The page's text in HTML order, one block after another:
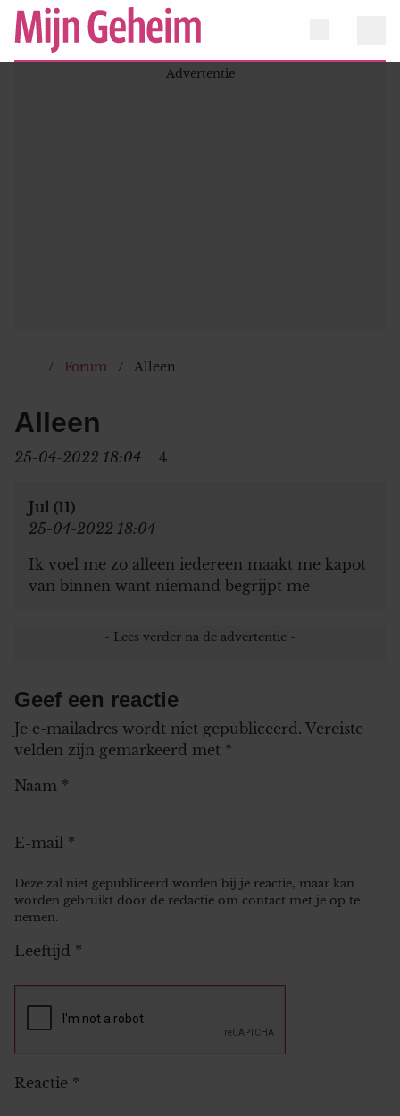
Forum Alleen
Alleen
25-04-2022 18:04 4
Jul (11)
25-04-2022 18:04
Ik voel me zo alleen iedereen maakt me kapot
van binnen want niemand begrijpt me
Geef een reactie
Je e-mailadres wordt niet gepubliceerd. Vereiste
velden zijn gemarkeerd met *
Naam *
E-mail *
Deze zal niet gepubliceerd worden bij je reactie, maar kan
worden gebruikt door de redactie om contact met je op te
nemen.
Leeftijd *
Reactie *